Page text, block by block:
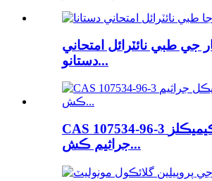
جي طبي نائٽرائل امتحاني
دستانو...
CAS 107534-96-3 زرعي ڪيميڪلز
جراثيم ڪش...